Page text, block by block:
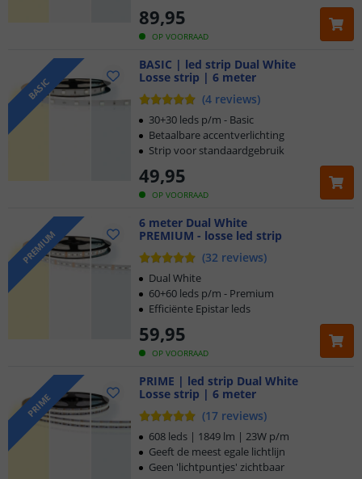
OP VOORRAAD
89,95
BASIC
BASIC | led strip Dual White
Losse strip | 6 meter
(4 reviews)
OP VOORRAAD
49,95
30+30 leds p/m - Basic
Betaalbare accentverlichting
Strip voor standaardgebruik
PREMIUM
6 meter Dual White
PREMIUM - losse led strip
(32 reviews)
OP VOORRAAD
59,95
Dual White
60+60 leds p/m - Premium
Efficiënte Epistar leds
PRIME
PRIME | led strip Dual White
Losse strip | 6 meter
(17 reviews)
608 leds | 1849 lm | 23W p/m
Geeft de meest egale lichtlijn
Geen 'lichtpuntjes' zichtbaar